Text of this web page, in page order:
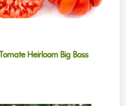
Tomate Heirloom Big Boss